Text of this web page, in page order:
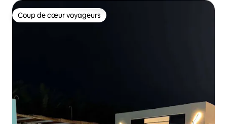
Coup de cœur voyageurs
Coup de cœur voyageurs